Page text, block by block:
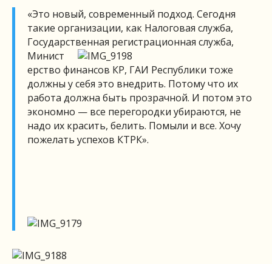
«Это новый, современный подход. Сегодня
такие организации, как Налоговая служба,
Государственная регистрационная служба,
Минист
ерство финансов КР, ГАИ Республики тоже
должны у себя это внедрить. Потому что их
работа должна быть прозрачной. И потом это
экономно — все перегородки убираются, не
надо их красить, белить. Помыли и все. Хочу
пожелать успехов КТРК».